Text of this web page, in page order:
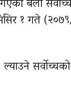
बेला
१ गते